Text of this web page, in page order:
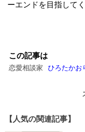
ーエンドを目指して
この記事は
恋愛相談家 ひろたかお
【人気の関連記事】